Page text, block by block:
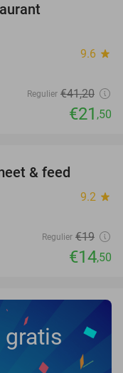
9.6 star
Regulier €41,20
€21 ,50
& feed
9.2 star
Regulier €19
€14,50
gratis